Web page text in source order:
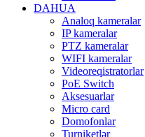
DAHUA
Analoq kameralar
IP kameralar
PTZ kameralar
WIFI kameralar
Videoreqistratorlar
PoE Switch
Aksesuarlar
Micro card
Domofonlar
Turniketlər